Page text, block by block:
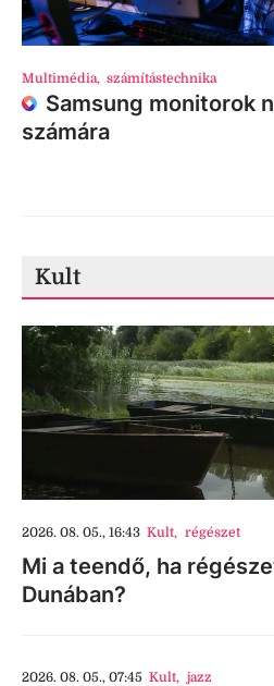
Multimédia, számítástechnika
Samsung monitorok
számára
Kult
2026. 08. 05., 16:43 Kult, régészet
Mi a teendő, ha
Dunában?
2026. 08. 05., 07:45 Kult, jazz